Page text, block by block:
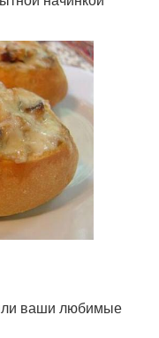
ваши любимые